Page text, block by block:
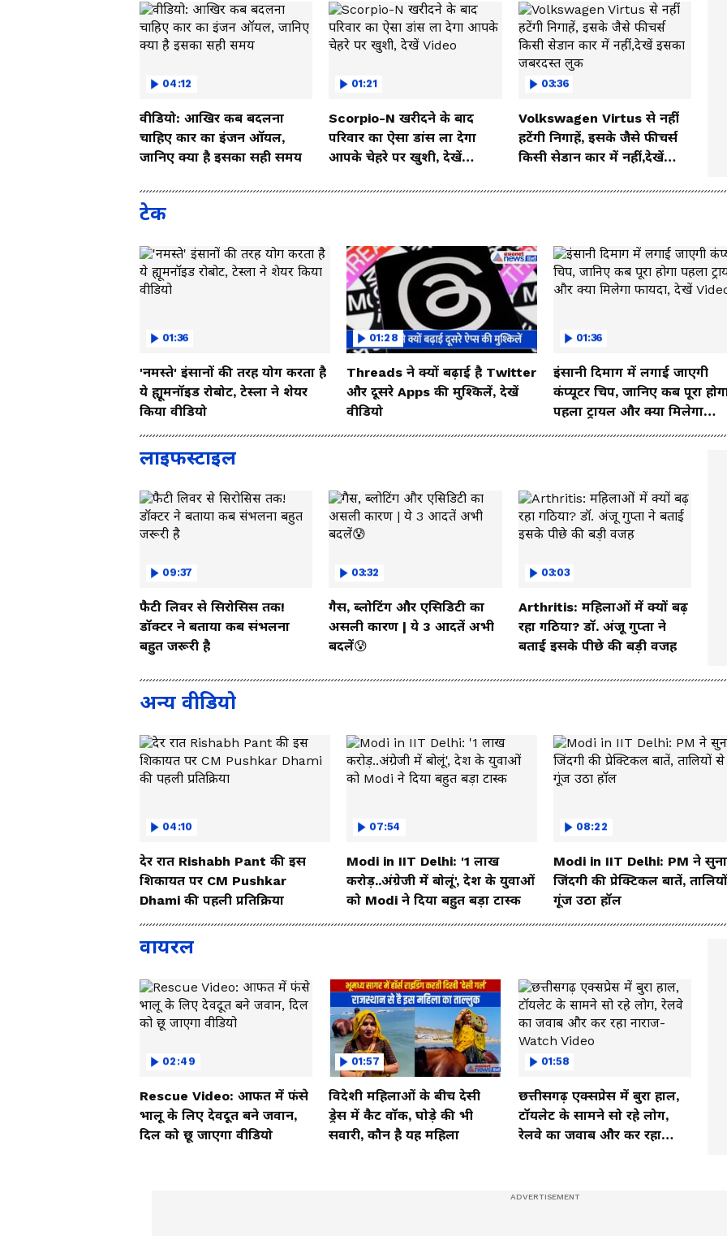
04:12
वीडियो: आखिर कब बदलना
चाहिए कार का इंजन ऑयल,
जानिए क्या है इसका सही समय
01:21
Scorpio-N खरीदने के बाद
परिवार का ऐसा डांस ला देगा
आपके चेहरे पर खुशी, देखें
03:36
Volkswagen Virtus से नहीं
हटेंगी निगाहें, इसके जैसे फीचर्स
किसी सेडान कार में नहीं,देखें
टेक
01:36
'नमस्ते' इंसानों की तरह योग करता है
ये ह्यूमनॉइड रोबोट, टेस्ला ने शेयर
किया वीडियो
01:28
Threads ने क्यों बढ़ाई है Twitter
और दूसरे Apps की मुश्किलें, देखें
वीडियो
01:36
इंसानी दिमाग में लगाई जाएगी
कंप्यूटर चिप, जानिए कब पूरा
पहला ट्रायल और क्या मिलेगा
फायदा, देखें Video
लाइफस्टाइल
09:37
फैटी लिवर से सिरोसिस तक!
डॉक्टर ने बताया कब संभलना
बहुत जरूरी है
03:32
गैस, ब्लोटिंग और एसिडिटी का
असली कारण | ये 3 आदतें अभी
बदलें😰
03:03
Arthritis: महिलाओं में क्यों बढ़
रहा गठिया? डॉ. अंजू गुप्ता ने
बताई इसके पीछे की बड़ी वजह
अन्य वीडियो
04:10
देर रात Rishabh Pant की इस
शिकायत पर CM Pushkar
Dhami की पहली प्रतिक्रिया
07:54
Modi in IIT Delhi: '1 लाख
करोड़..अंग्रेजी में बोलूं', देश के युवाओं
को Modi ने दिया बहुत बड़ा टास्क
08:22
Modi in IIT Delhi: PM ने
जिंदगी की प्रेक्टिकल बातें,
गूंज उठा हॉल
वायरल
02:49
Rescue Video: आफत में फंसे
भालू के लिए देवदूत बने जवान,
दिल को छू जाएगा वीडियो
01:57
विदेशी महिलाओं के बीच देसी
ड्रेस में कैट वॉक, घोड़े की भी
सवारी, कौन है यह महिला
01:58
छत्तीसगढ़ एक्सप्रेस में बुरा हाल,
टॉयलेट के सामने सो रहे लोग,
रेलवे का जवाब और कर रहा